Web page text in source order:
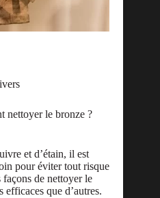
nettoyer le bronze ?
et d’étain, il est
pour éviter tout risque
de nettoyer le
efficaces que d’autres.